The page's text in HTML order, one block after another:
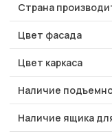
Страна
Цвет фасада
Цвет каркаса
Наличие
Наличие ящика